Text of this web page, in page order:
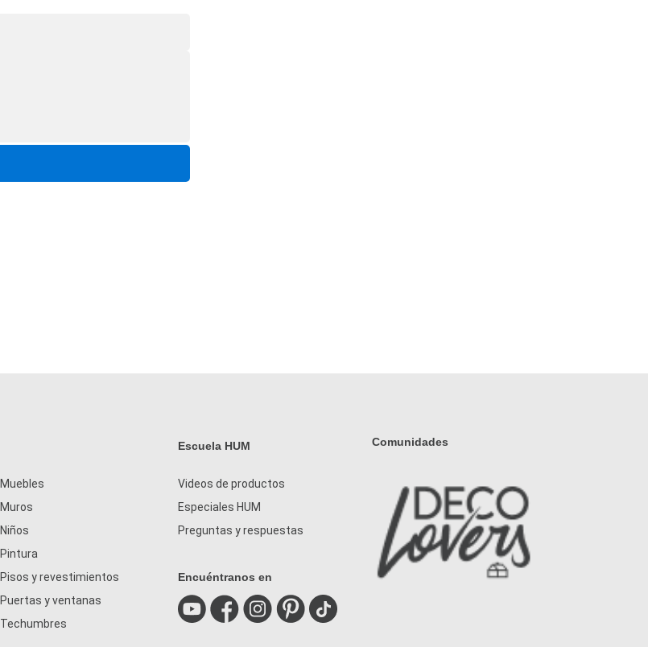
Muebles
Muros
Niños
Pintura
Pisos y revestimientos
Puertas y ventanas
Techumbres
Escuela HUM
Videos de productos
Especiales HUM
Preguntas y respuestas
Encuéntranos en
Comunidades